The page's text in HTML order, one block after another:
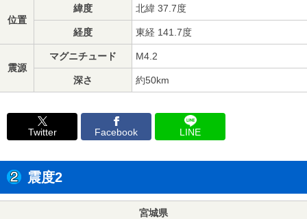
位置
緯度 北緯 37.7度
経度 東経 141.7度
震源
マグニチュード M4.2
深さ 約50km
Twitter Facebook LINE
震度2
宮城県